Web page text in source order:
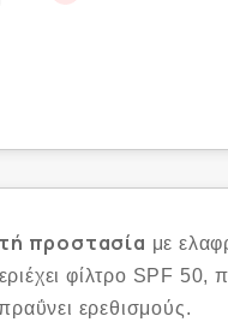
προστασία με
φίλτρο SPF 50,
ερεθισμούς.